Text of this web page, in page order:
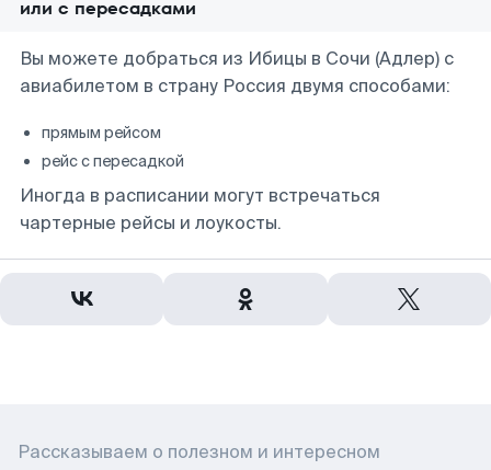
или с пересадками
Вы можете добраться из Ибицы в Сочи (Адлер) с
авиабилетом в страну Россия двумя способами:
прямым рейсом
рейс с пересадкой
Иногда в расписании могут встречаться
чартерные рейсы и лоукосты.
Рассказываем о полезном и интересном